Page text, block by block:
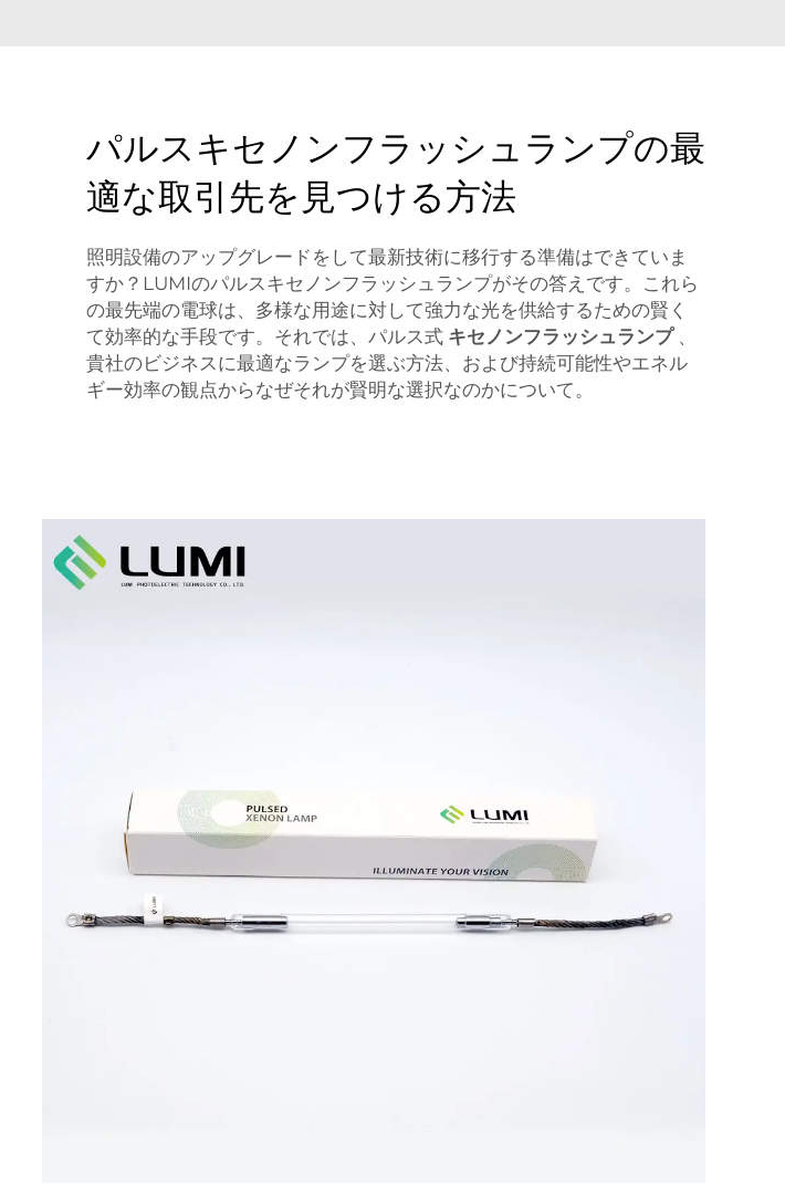
パルスキセノンフラッシュランプの最
適な取引先を見つける方法
照明設備のアップグレードをして最新技術に移行する準備はできていま
すか？LUMIのパルスキセノンフラッシュランプがその答えです。これら
の最先端の電球は、多様な用途に対して強力な光を供給するための賢く
て効率的な手段です。それでは、パルス式 キセノンフラッシュランプ 、
貴社のビジネスに最適なランプを選ぶ方法、および持続可能性やエネル
ギー効率の観点からなぜそれが賢明な選択なのかについて。